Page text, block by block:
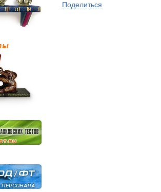
Поделиться